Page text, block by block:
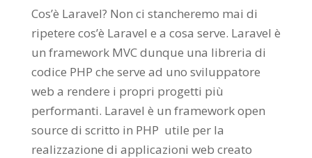
Cos’è Laravel? Non ci stancheremo mai di
ripetere cos’è Laravel e a cosa serve. Laravel è
un framework MVC dunque una libreria di
codice PHP che serve ad uno sviluppatore
web a rendere i propri progetti più
performanti. Laravel è un framework open
source di scritto in PHP utile per la
realizzazione di applicazioni web creato